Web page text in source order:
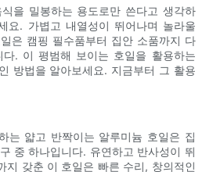
을 밀봉하는 용도로만 쓴다고 생각하
요. 가볍고 내열성이 뛰어나며 놀라울
은 캠핑 필수품부터 집안 소품까지 다
. 이 평범해 보이는 호일을 활용하는
방법을 알아보세요. 지금부터 그 활용
는 얇고 반짝이는 알루미늄 호일은 집
중 하나입니다. 유연하고 반사성이 뛰
지 갖춘 이 호일은 빠른 수리, 창의적인